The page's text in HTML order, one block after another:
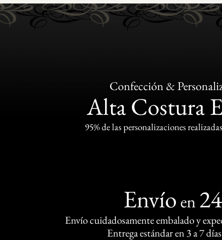
Confección &
Alta Costura
95% de las personalizaciones
Envío en
Envío cuidadosamente embalado y
Entrega estándar en 3 a 7